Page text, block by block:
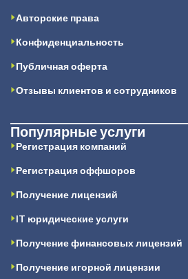
Авторские права
Конфиденциальность
Публичная оферта
Отзывы клиентов и сотрудников
Популярные услуги
Регистрация компаний
Регистрация оффшоров
Получение лицензий
IT юридические услуги
Получение финансовых лицензий
Получение игорной лицензии